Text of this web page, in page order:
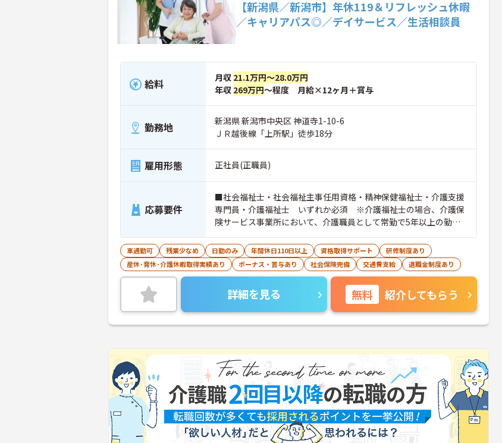
【新潟県／新潟市】年休119＆リフレッシュ休暇
／キャリアパス◎／デイサービス／生活相談員
給料 月収 21.1万円～28.0万円
年収 269万円～程度 月給×12ヶ月＋賞与
勤務地
新潟県 新潟市中央区 神道寺1-10-6
ＪＲ越後線「上所駅」徒歩18分
雇用形態 正社員(正職員)
応募要件
■社会福祉士・社会福祉主事任用資格・精神保健福祉士・介護支援
専門員・介護福祉士 いずれか必須 ※介護福祉士の場合、介護保
険サービス事業所において、介護職員として常勤で5年以上の勤務
実績がある者（合算、通算可） ■経験：相談員業務経験（年数問わ
ず）
車通勤可 残業少なめ 日勤のみ 年間休日110日以上 資格取得サポート
研修制度あり
産休･育休･介護休暇取得実績あり
ボーナス・賞与あり 社会保険完備 交通費支給 退職金制度あり
詳細を見る 無料 紹介してもらう